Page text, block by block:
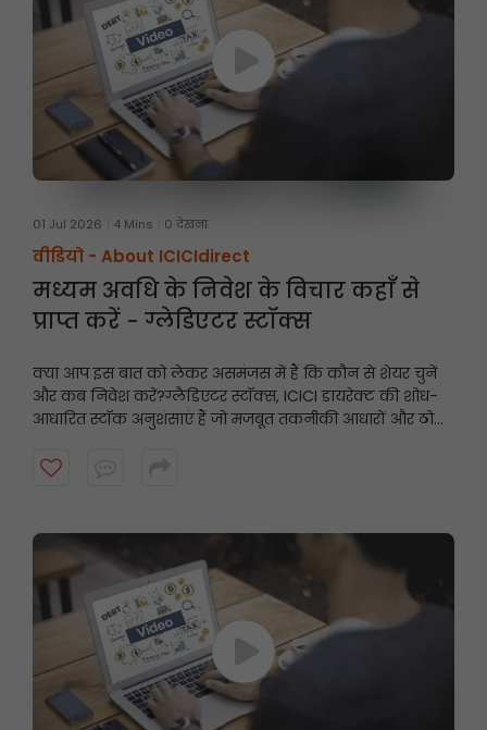
01 Jul 2026 4 Mins 0 देखना
वीडियो - About ICICIdirect
मध्यम अवधि के निवेश के विचार कहाँ से
प्राप्त करें - ग्लेडिएटर स्टॉक्स
क्या आप इस बात को लेकर असमंजस में हैं कि कौन से शेयर चुनें
और कब निवेश करें?ग्लैडिएटर स्टॉक्स, ICICI डायरेक्ट की शोध-
आधारित स्टॉक अनुशंसाएं हैं जो मजबूत तकनीकी आधारों और ठोस
पर तीन महीने तक होती है। अधिक जानने के लिए वीडियो देखें।